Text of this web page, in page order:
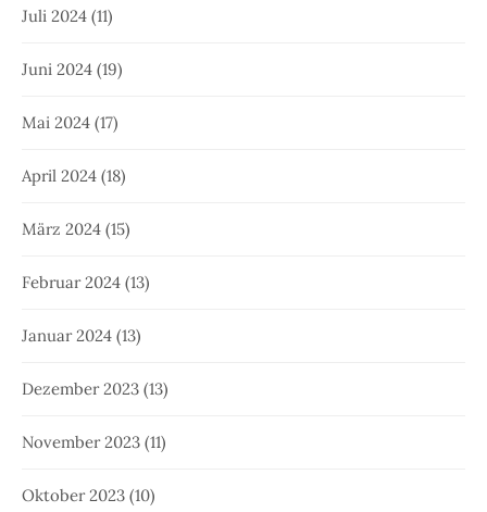
Juli 2024 (11)
Juni 2024 (19)
Mai 2024 (17)
April 2024 (18)
März 2024 (15)
Februar 2024 (13)
Januar 2024 (13)
Dezember 2023 (13)
November 2023 (11)
Oktober 2023 (10)